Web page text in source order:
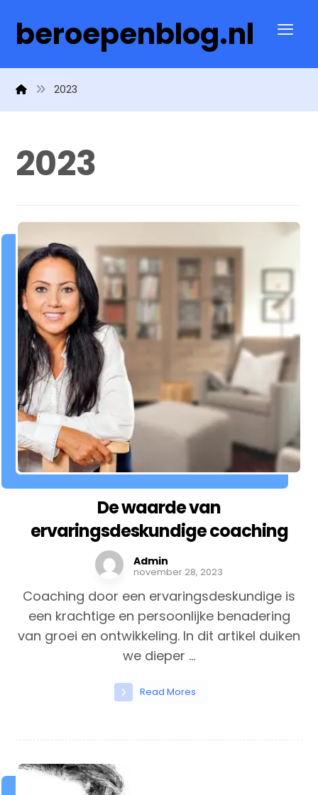
beroepenblog.nl
2023
2023
De waarde van
ervaringsdeskundige coaching
Admin
november 28, 2023
Coaching door een ervaringsdeskundige is
een krachtige en persoonlijke benadering
van groei en ontwikkeling. In dit artikel duiken
we dieper ...
Read Mores